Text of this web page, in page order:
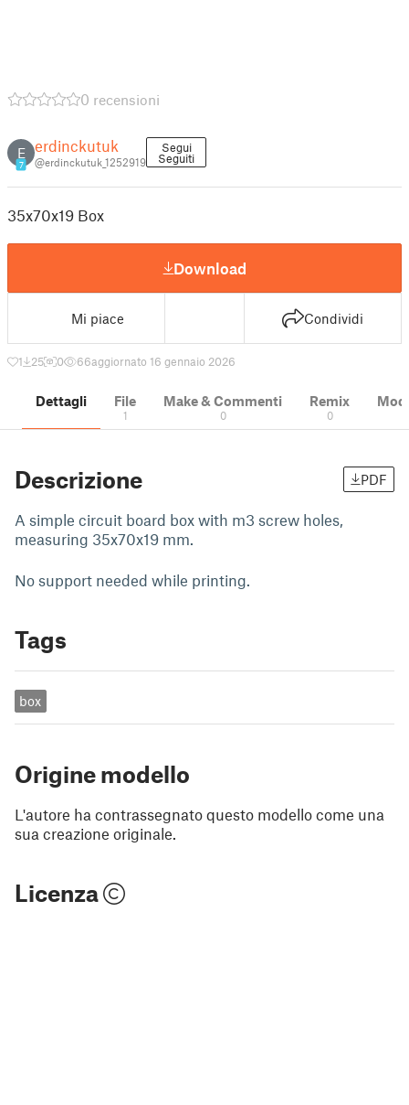
0 recensioni
E
7
erdinckutuk
@erdinckutuk_1252919
Segui
Seguiti
35x70x19 Box
Download
Mi piace Condividi
1 25 0 66aggiornato 16 gennaio 2026
Dettagli File
1
Make & Commenti
0
Remix
0
Descrizione PDF
A simple circuit board box with m3 screw holes,
measuring 35x70x19 mm.
No support needed while printing.
Tags
box
Origine modello
L'autore ha contrassegnato questo modello come una
sua creazione originale.
Licenza